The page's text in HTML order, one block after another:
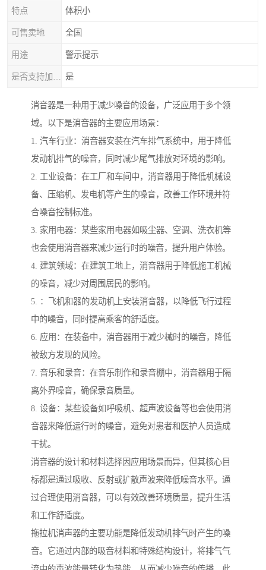
特点 体积小
可售卖地 全国
用途 警示提示
是
消音器是一种用于减少噪音的设备，广泛应用于多个领
域。以下是消音器的主要应用场景：
1. 汽车行业：消音器安装在汽车排气系统中，用于降低
发动机排气的噪音，同时减少尾气排放对环境的影响。
2. 工业设备：在工厂和车间中，消音器用于降低机械设
备、压缩机、发电机等产生的噪音，改善工作环境并符
合噪音控制标准。
3. 家用电器：某些家用电器如吸尘器、空调、洗衣机等
也会使用消音器来减少运行时的噪音，提升用户体验。
4. 建筑领域：在建筑工地上，消音器用于降低施工机械
的噪音，减少对周围居民的影响。
5. ：飞机和器的发动机上安装消音器，以降低飞行过程
中的噪音，同时提高乘客的舒适度。
6. 应用：在装备中，消音器用于减少械时的噪音，降低
被敌方发现的风险。
7. 音乐和录音：在音乐制作和录音棚中，消音器用于隔
离外界噪音，确保录音质量。
8. 设备：某些设备如呼吸机、超声波设备等也会使用消
音器来降低运行时的噪音，避免对患者和医护人员造成
干扰。
消音器的设计和材料选择因应用场景而异，但其核心目
标都是通过吸收、反射或扩散声波来降低噪音水平。通
过合理使用消音器，可以有效改善环境质量，提升生活
和工作舒适度。
拖拉机消声器的主要功能是降低发动机排气时产生的噪
音。它通过内部的吸音材料和特殊结构设计，将排气气